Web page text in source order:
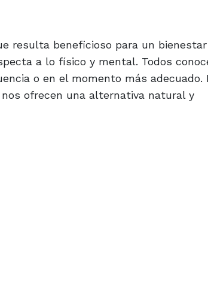
resulta beneficioso para un bienestar
a lo físico y mental. Todos
o en el momento más adecuado.
ofrecen una alternativa natural y